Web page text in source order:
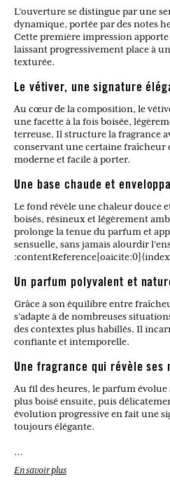
L’ouverture se distingue par une
dynamique, portée par des notes
Cette première impression
laissant progressivement place à
texturée.
Le vétiver, une signature
Au cœur de la composition, le
une facette à la fois boisée,
terreuse. Il structure la fragrance
conservant une certaine
moderne et facile à porter.
Une base chaude et
Le fond révèle une chaleur douce
boisés, résineux et légèrement
prolonge la tenue du parfum et
sensuelle, sans jamais alourdir
Un parfum polyvalent et
Grâce à son équilibre entre
s’adapte à de nombreuses
des contextes plus habillés. Il
confiante et intemporelle.
Une fragrance qui révèle ses
Au fil des heures, le parfum
plus boisé ensuite, puis
évolution progressive en fait une
toujours élégante.
Quel type de parfum est Vétiver ?
C’est une eau de toilette boisée et
En savoir plus